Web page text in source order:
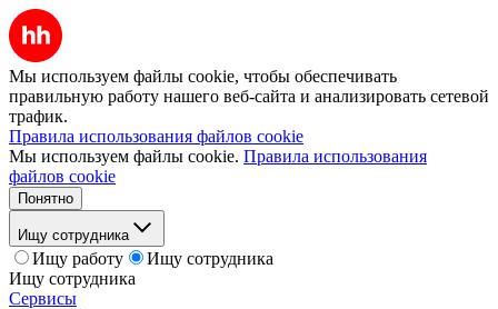
Мы используем файлы cookie, чтобы обеспечивать
правильную работу нашего веб-сайта и анализировать сетевой
трафик.
Правила использования файлов cookie
Мы используем файлы cookie. Правила использования
файлов cookie
Понятно
Ищу сотрудника
Ищу работу
Ищу сотрудника
Ищу сотрудника
Сервисы